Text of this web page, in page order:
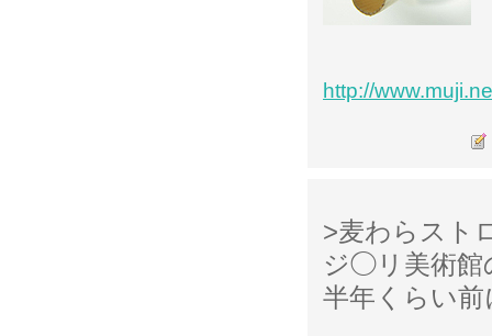
http://
>麦わらスト
ジ◯リ美術館
半年くらい